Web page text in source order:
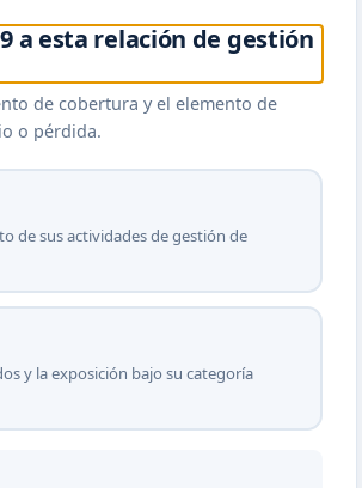
a esta relación de gestión
de cobertura y el elemento de
o pérdida.
de sus actividades de gestión de
y la exposición bajo su categoría